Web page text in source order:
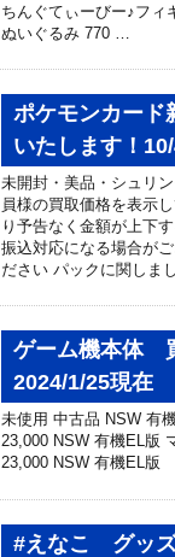
ちんぐてぃーびー♪フィ
ぬいぐるみ 770 …
ポケモンカード
いたします！
未開封・美品・シュリ
員様の買取価格を表示
り予告なく金額が上下
振込対応になる場合が
ださい パックに関しま
ゲーム機本体
2024/1/25現在
未使用 中古品 NSW 有
23,000 NSW 有機EL版
23,000 NSW 有機EL版
#えなこ グッ